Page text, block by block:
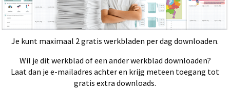
Je kunt maximaal 2 gratis werkbladen per dag downloaden.
Wil je dit werkblad of een ander werkblad downloaden?
Laat dan je e-mailadres achter en krijg meteen toegang tot
gratis extra downloads.